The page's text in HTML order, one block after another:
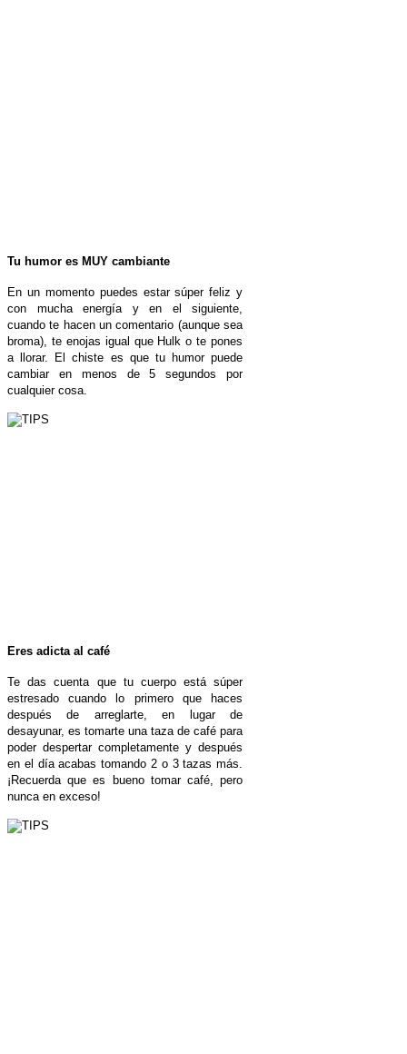
Tu humor es MUY cambiante
En un momento puedes estar súper feliz y
con mucha energía y en el siguiente,
cuando te hacen un comentario (aunque sea
broma), te enojas igual que Hulk o te pones
a llorar. El chiste es que tu humor puede
cambiar en menos de 5 segundos por
cualquier cosa.
Eres adicta al café
Te das cuenta que tu cuerpo está súper
estresado cuando lo primero que haces
después de arreglarte, en lugar de
desayunar, es tomarte una taza de café para
poder despertar completamente y después
en el día acabas tomando 2 o 3 tazas más.
¡Recuerda que es bueno tomar café, pero
nunca en exceso!